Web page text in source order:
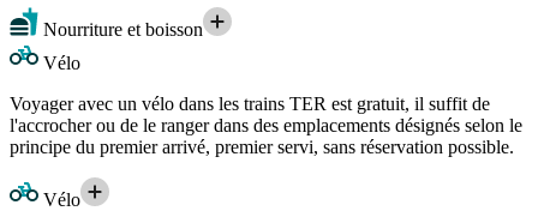
Nourriture et boisson
Vélo
Voyager avec un vélo dans les trains TER est gratuit, il suffit de
l'accrocher ou de le ranger dans des emplacements désignés selon le
principe du premier arrivé, premier servi, sans réservation possible.
Vélo